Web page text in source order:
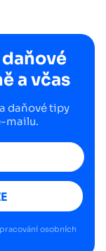
a včas
daňové tipy
mailu.
osobních